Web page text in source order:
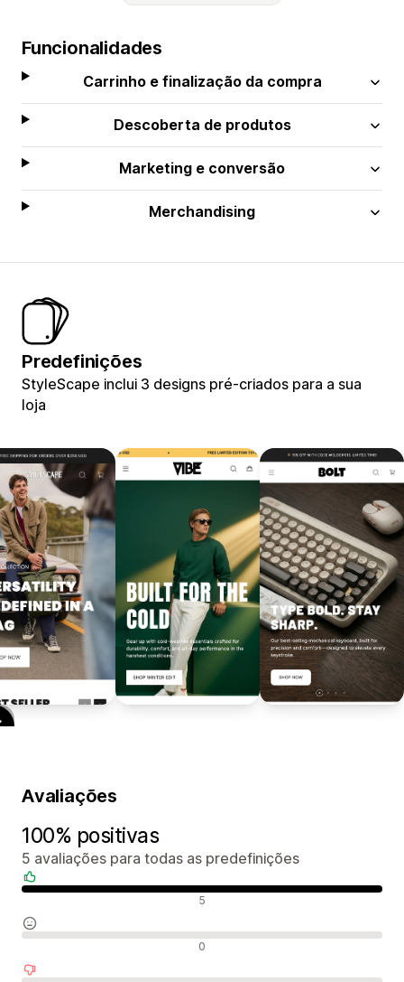
Funcionalidades
Carrinho e finalização da compra
Descoberta de produtos
Marketing e conversão
Merchandising
Predefinições
StyleScape inclui 3 designs pré-criados para a sua
loja
Avaliações
100% positivas
5 avaliações para todas as predefinições
5
0